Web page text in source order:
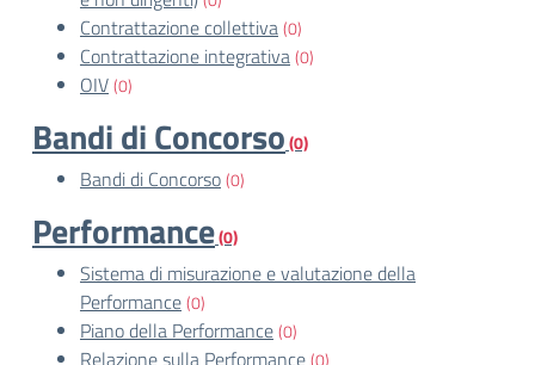
Contrattazione collettiva(0)
Contrattazione integrativa(0)
OIV(0)
Bandi di Concorso(0)
Bandi di Concorso(0)
Performance(0)
Sistema di misurazione e valutazione della
Performance(0)
Piano della Performance(0)
Relazione sulla Performance(0)